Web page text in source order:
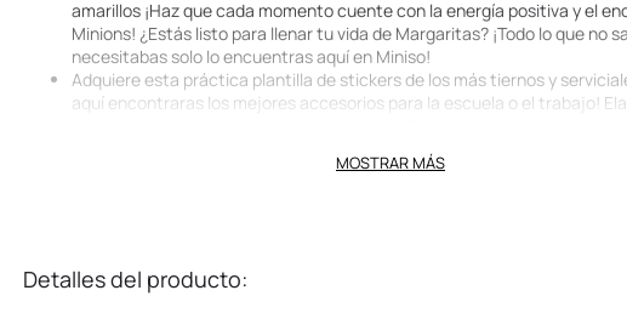
amarillos ¡Haz que cada momento cuente con la energía positiva y el
Minions! ¿Estás listo para llenar tu vida de Margaritas? ¡Todo lo que no
necesitabas solo lo encuentras aquí en Miniso!
Adquiere esta práctica plantilla de stickers de los más tiernos y
aquí encontraras los mejores accesorios para la escuela o el trabajo!
Se adhieren fácilmente a todo tipo de superficies planas ¡Decora y dale
MOSTRAR MÁS
Detalles del producto: